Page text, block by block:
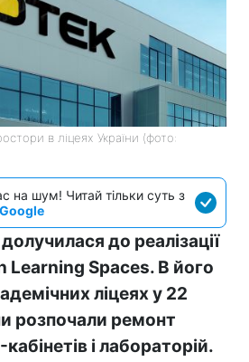
в ліцеях України (фото:
на шум! Читай тільки суть з
до реалізації
Learning Spaces. В його
ліцеях у 22
розпочали ремонт
і лабораторій.